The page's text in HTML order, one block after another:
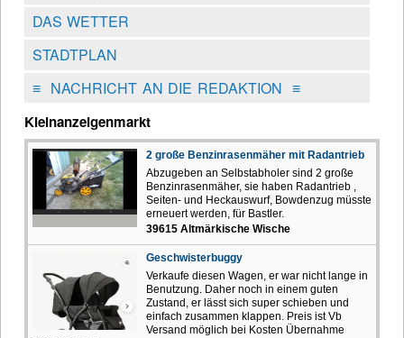
DAS WETTER
STADTPLAN
≡NACHRICHT AN DIE REDAKTION ≡
Kleinanzeigenmarkt
2 große Benzinrasenmäher mit Radantrieb
Abzugeben an Selbstabholer sind 2 große
Benzinrasenmäher, sie haben Radantrieb ,
Seiten- und Heckauswurf, Bowdenzug müsste
erneuert werden, für Bastler.
39615 Altmärkische Wische
Geschwisterbuggy
Verkaufe diesen Wagen, er war nicht lange in
Benutzung. Daher noch in einem guten
Zustand, er lässt sich super schieben und
einfach zusammen klappen. Preis ist Vb
Versand möglich bei Kosten Übernahme